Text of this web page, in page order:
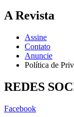
A Revista
Assine
Contato
Anuncie
Política de
REDES
Facebook